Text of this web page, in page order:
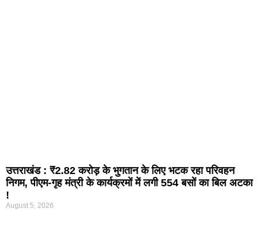
उत्तराखंड : ₹2.82 करोड़ के भुगतान के लिए भटक रहा परिवहन
निगम, पीएम-गृह मंत्री के कार्यक्रमों में लगी 554 बसों का बिल अटका
!
August 5, 2026